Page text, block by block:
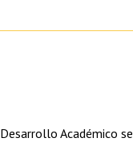
Académico